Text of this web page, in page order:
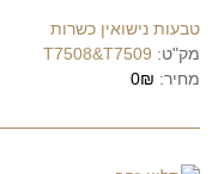
טבעות נישואין כשרות
מק"ט: T7508&T7509
מחיר: 0₪